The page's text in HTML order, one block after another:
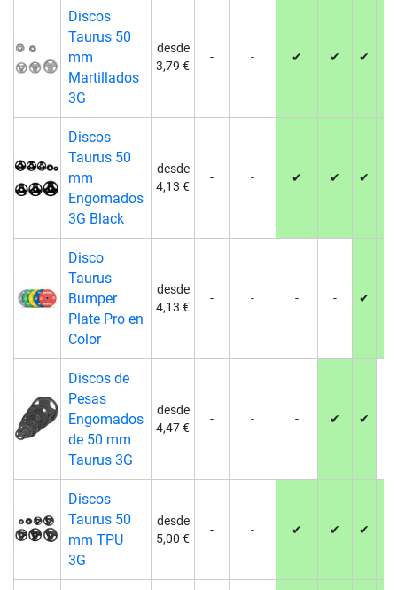
Discos
Taurus 50
mm
Martillados
3G
desde
3,79 €
- - ✔ ✔ ✔
Discos
Taurus 50
mm
Engomados
3G Black
desde
4,13 €
- - ✔ ✔ ✔
Disco
Taurus
Bumper
Plate Pro en
Color
desde
4,13 €
- - - - ✔
Discos de
Pesas
Engomados
de 50 mm
Taurus 3G
desde
4,47 €
- - - ✔ ✔
Discos
Taurus 50
mm TPU
3G
desde
5,00 €
- - ✔ ✔ ✔